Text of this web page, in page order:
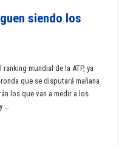
siendo los
mundial de la ATP, ya
que se disputará mañana
los que van a medir a los
…